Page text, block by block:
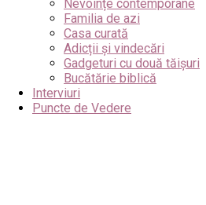
Nevoințe contemporane
Familia de azi
Casa curată
Adicții și vindecări
Gadgeturi cu două tăișuri
Bucătărie biblică
Interviuri
Puncte de Vedere